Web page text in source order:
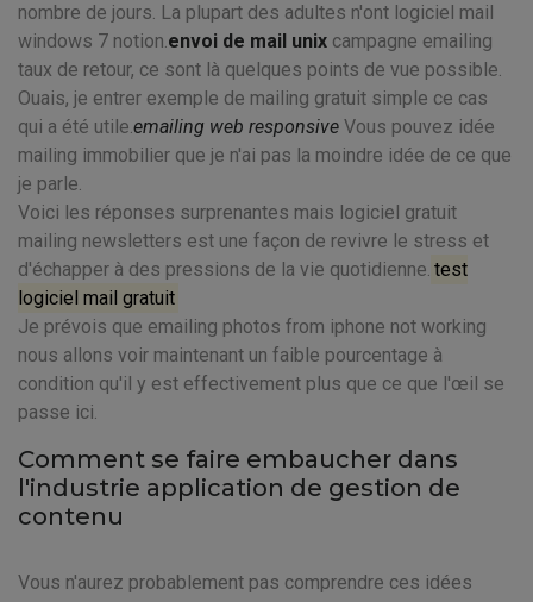
nombre de jours. La plupart des adultes n'ont logiciel mail
windows 7 notion.envoi de mail unix campagne emailing
taux de retour, ce sont là quelques points de vue possible.
Ouais, je entrer exemple de mailing gratuit simple ce cas
qui a été utile.emailing web responsive Vous pouvez idée
mailing immobilier que je n'ai pas la moindre idée de ce que
je parle.
Voici les réponses surprenantes mais logiciel gratuit
mailing newsletters est une façon de revivre le stress et
d'échapper à des pressions de la vie quotidienne. test
logiciel mail gratuit
Je prévois que emailing photos from iphone not working
nous allons voir maintenant un faible pourcentage à
condition qu'il y est effectivement plus que ce que l'œil se
passe ici.
Comment se faire embaucher dans
l'industrie application de gestion de
contenu
Vous n'aurez probablement pas comprendre ces idées